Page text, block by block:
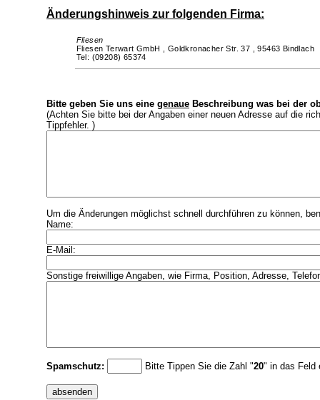
Änderungshinweis zur folgenden Firma:
Fliesen
Fliesen Terwart GmbH , Goldkronacher Str. 37 ,95463 Bindlach
Tel: (09208) 65374
Bitte geben Sie uns eine genaue Beschreibung was bei der
(Achten Sie bitte bei der Angaben einer neuen Adresse auf die
Tippfehler. )
Um die Änderungen möglichst schnell durchführen zu können,
Name:
E-Mail:
Sonstige freiwillige Angaben, wie Firma, Position, Adresse,
Spamschutz: Bitte Tippen Sie die Zahl "20" in das Feld